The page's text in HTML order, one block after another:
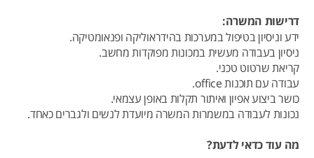
דרישות המשרה:
ידע וניסיון בטיפול במערכות בהידראוליקה ופנאומטיקה.
ניסיון בעבודה מעשית במכונות מפוקדות מחשב.
קריאת שרטוט טכני.
עבודה עם תוכנות office.
כושר ביצוע אפיון ואיתור תקלות באופן עצמאי.
נכונות לעבודה במשמרות המשרה מיועדת לנשים ולגברים כאחד.
מה עוד כדאי לדעת?